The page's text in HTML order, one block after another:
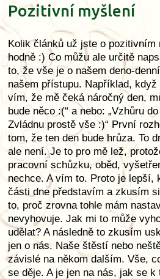
Pozitivní myšlení
Kolik článků už jste o
hodně :) Co můžu ale určitě
to, že vše je o našem deno-
našem přístupu. Například,
vím, že mě čeká náročný den,
bude něco :(“ a nebo: „Vzhůru
Zvládnu prostě vše :)“ První
tom, že ten den bude hrůza. To
ale není. Je to pro mě lež,
pracovní schůzku, oběd,
nechce. A vím to. Proto je lepší,
části dne představím a zkusím
to, proč zrovna tohle mám
nevyhovuje. Jak mi to může
udělat? A následně to zkusím
jen o nás. Naše štěstí nebo
závislé na někom dalším. Vše,
se děje. A je jen na nás, jak se